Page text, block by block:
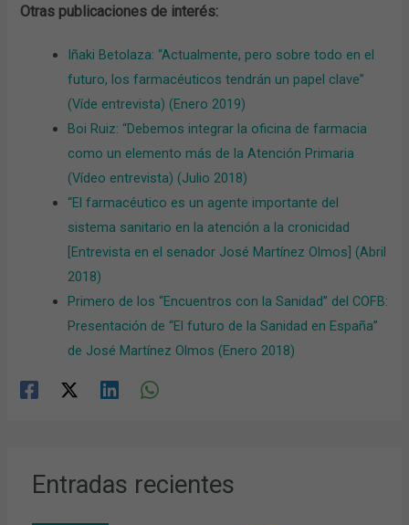
Otras publicaciones de interés:
Iñaki Betolaza: “Actualmente, pero sobre todo en el
futuro, los farmacéuticos tendrán un papel clave”
(Víde entrevista) (Enero 2019)
Boi Ruiz: “Debemos integrar la oficina de farmacia
como un elemento más de la Atención Primaria
(Vídeo entrevista) (Julio 2018)
“El farmacéutico es un agente importante del
sistema sanitario en la atención a la cronicidad
[Entrevista en el senador José Martínez Olmos] (Abril
2018)
Primero de los “Encuentros con la Sanidad” del COFB:
Presentación de “El futuro de la Sanidad en España”
de José Martínez Olmos (Enero 2018)
Entradas recientes